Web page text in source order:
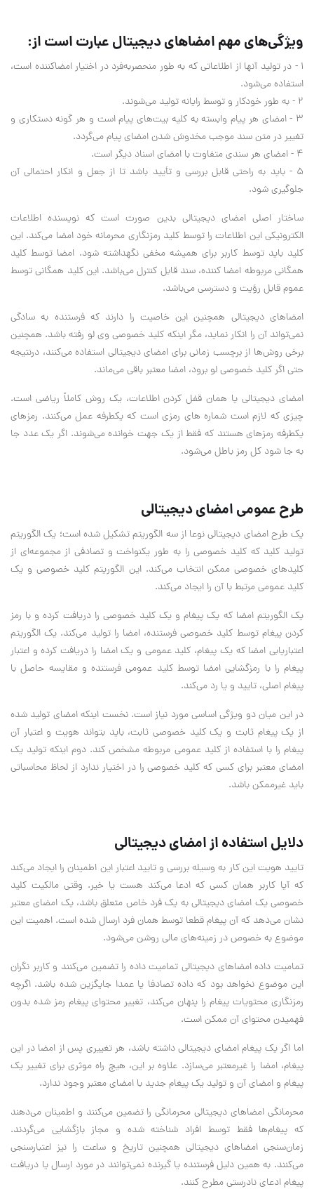
ویژگی‌های مهم امضاهای دیجیتال عبارت است از:
۱ - در تولید آنها از اطلاعاتی که به طور منحصربه‌فرد در اختیار امضاکننده است،
استفاده می‌شود.
۲ - به طور خودکار و توسط رایانه تولید می‌شوند.
۳ - امضای هر پیام وابسته به کلیه بیت‌های پیام است و هر گونه دستکاری و
تغییر در متن سند موجب مخدوش شدن امضای پیام می‌گردد.
۴ - امضای هر سندی متفاوت با امضای اسناد دیگر است.
۵ - باید به راحتی قابل بررسی و تأیید باشد تا از جعل و انکار احتمالی آن
جلوگیری شود.
ساختار اصلی امضای دیجیتالی بدین صورت است که نویسنده اطلاعات
الکترونیکی این اطلاعات را توسط کلید رمزنگاری محرمانه خود امضا می‌کند. این
کلید باید توسط کاربر برای همیشه مخفی نگهداشته شود. امضا توسط کلید
همگانی مربوطه امضا کننده، سند قابل کنترل می‌باشد. این کلید همگانی توسط
عموم قابل رؤیت و دسترسی می‌باشد.
امضاهای دیجیتالی همچنین این خاصیت را دارند که فرستنده به سادگی
نمی‌تواند آن را انکار نماید، مگر اینکه کلید خصوصی وی لو رفته باشد. همچنین
برخی روش‌ها از برچسب زمانی برای امضای دیجیتالی استفاده می‌کنند، درنتیجه
حتی اگر کلید خصوصی لو برود، امضا معتبر باقی می‌ماند.
امضای دیجیتالی یا همان قفل کردن اطلاعات، یک روش کاملاً ریاضی است.
چیزی که لازم است شماره های رمزی است که یکطرفه عمل می‌کنند. رمزهای
یکطرفه رمزهای هستند که فقط از یک جهت خوانده می‌شوند. اگر یک عدد جا
به جا شود کل رمز باطل می‌شود.
طرح عمومی امضای دیجیتالی
یک طرح امضای دیجیتالی نوعا از سه الگوریتم تشکیل شده است؛ یک الگوریتم
تولید کلید که کلید خصوصی را به طور یکنواخت و تصادفی از مجموعه‌ای از
کلیدهای خصوصی ممکن انتخاب می‌کند. این الگوریتم کلید خصوصی و یک
کلید عمومی مرتبط با آن را ایجاد می‌کند.
یک الگوریتم امضا که یک پیغام و یک کلید خصوصی را دریافت کرده و با رمز
کردن پیغام توسط کلید خصوصی فرستنده، امضا را تولید می‌کند. یک الگوریتم
اعتباریابی امضا که یک پیغام، کلید عمومی و یک امضا را دریافت کرده و اعتبار
پیغام را با رمزگشایی امضا توسط کلید عمومی فرستنده و مقایسه حاصل با
پیغام اصلی، تایید و یا رد می‌کند.
در این میان دو ویژگی اساسی مورد نیاز است. نخست اینکه امضای تولید شده
از یک پیغام ثابت و یک کلید خصوصی ثابت، باید بتواند هویت و اعتبار آن
پیغام را با استفاده از کلید عمومی مربوطه مشخص کند. دوم اینکه تولید یک
امضای معتبر برای کسی که کلید خصوصی را در اختیار ندارد از لحاظ محاسباتی
باید غیرممکن باشد.
دلایل استفاده از امضای دیجیتالی
تایید هویت این کار به وسیله بررسی و تایید اعتبار این اطمینان را ایجاد می‌کند
که آیا کاربر همان کسی که ادعا می‌کند هست یا خیر. وقتی مالکیت کلید
خصوصی یک امضای دیجیتالی به یک فرد خاص متعلق باشد، یک امضای معتبر
نشان می‌دهد که آن پیغام قطعا توسط همان فرد ارسال شده است. اهمیت این
موضوع به خصوص در زمینه‌های مالی روشن می‌شود.
تمامیت داده امضاهای دیجیتالی تمامیت داده را تضمین می‌کنند و کاربر نگران
این موضوع نخواهد بود که داده تصادفا یا عمدا جایگزین شده باشد. اگرچه
رمزنگاری محتویات پیغام را پنهان می‌کند، تغییر محتوای پیغام رمز شده بدون
فهمیدن محتوای آن ممکن است.
اما اگر یک پیغام امضای دیجیتالی داشته باشد، هر تغییری پس از امضا در این
پیغام، امضا را غیرمعتبر می‌سازد. علاوه بر این، هیچ راه موثری برای تغییر یک
پیغام و امضای آن و تولید یک پیغام جدید با امضای معتبر وجود ندارد.
محرمانگی امضاهای دیجیتالی محرمانگی را تضمین می‌کنند و اطمینان می‌دهند
که پیغام‌ها فقط توسط افراد شناخته شده و مجاز بازگشایی می‌گردند.
زمان‌سنجی امضاهای دیجیتالی همچنین تاریخ و ساعت را نیز اعتبارسنجی
می‌کنند. به همین دلیل فرستنده یا گیرنده نمی‌توانند در مورد ارسال یا دریافت
پیغام ادعای نادرستی مطرح کنند.